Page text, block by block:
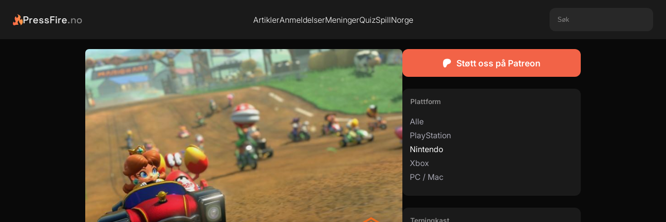
PressFire.no ArtiklerAnmeldelserMeningerQuizSpillNorge
Støtt oss på Patreon
Plattform
Alle
PlayStation
Nintendo
Xbox
PC / Mac
Terningkast